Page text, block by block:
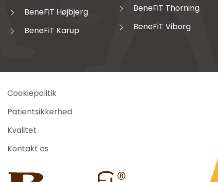
BeneFiT Højbjerg
BeneFiT Karup
BeneFiT Thorning
BeneFiT Viborg
Cookiepolitik
Patientsikkerhed
Kvalitet
Kontakt os